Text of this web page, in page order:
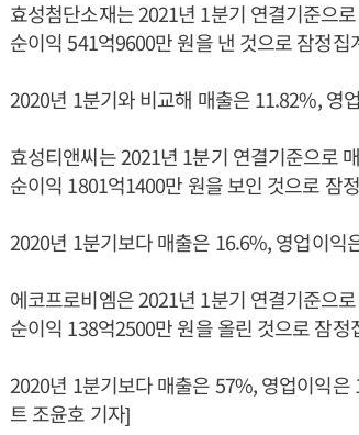
효성첨단소재는 2021년 1분기 연결기준으
순이익 541억9600만 원을 낸 것으로 잠정집
2020년 1분기와 비교해 매출은 11.82%, 영
효성티앤씨는 2021년 1분기 연결기준으로
순이익 1801억1400만 원을 보인 것으로 잠
2020년 1분기보다 매출은 16.6%, 영업이
에코프로비엠은 2021년 1분기 연결기준으
순이익 138억2500만 원을 올린 것으로 잠정
2020년 1분기보다 매출은 57%, 영업이익
트 조윤호 기자]